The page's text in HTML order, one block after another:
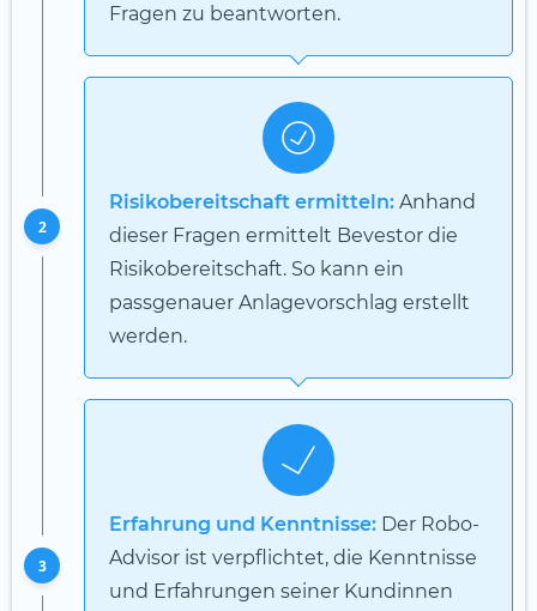
Fragen zu beantworten.
2
Risikobereitschaft ermitteln: Anhand
dieser Fragen ermittelt Bevestor die
Risikobereitschaft. So kann ein
passgenauer Anlagevorschlag erstellt
werden.
3
Erfahrung und Kenntnisse: Der Robo-
Advisor ist verpflichtet, die Kenntnisse
und Erfahrungen seiner Kundinnen